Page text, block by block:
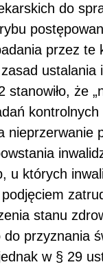
do
przez te
ustalania
stanowiło, że
nieprzerwanie
u których
podjęciem
stanu
przyznania
w § 29